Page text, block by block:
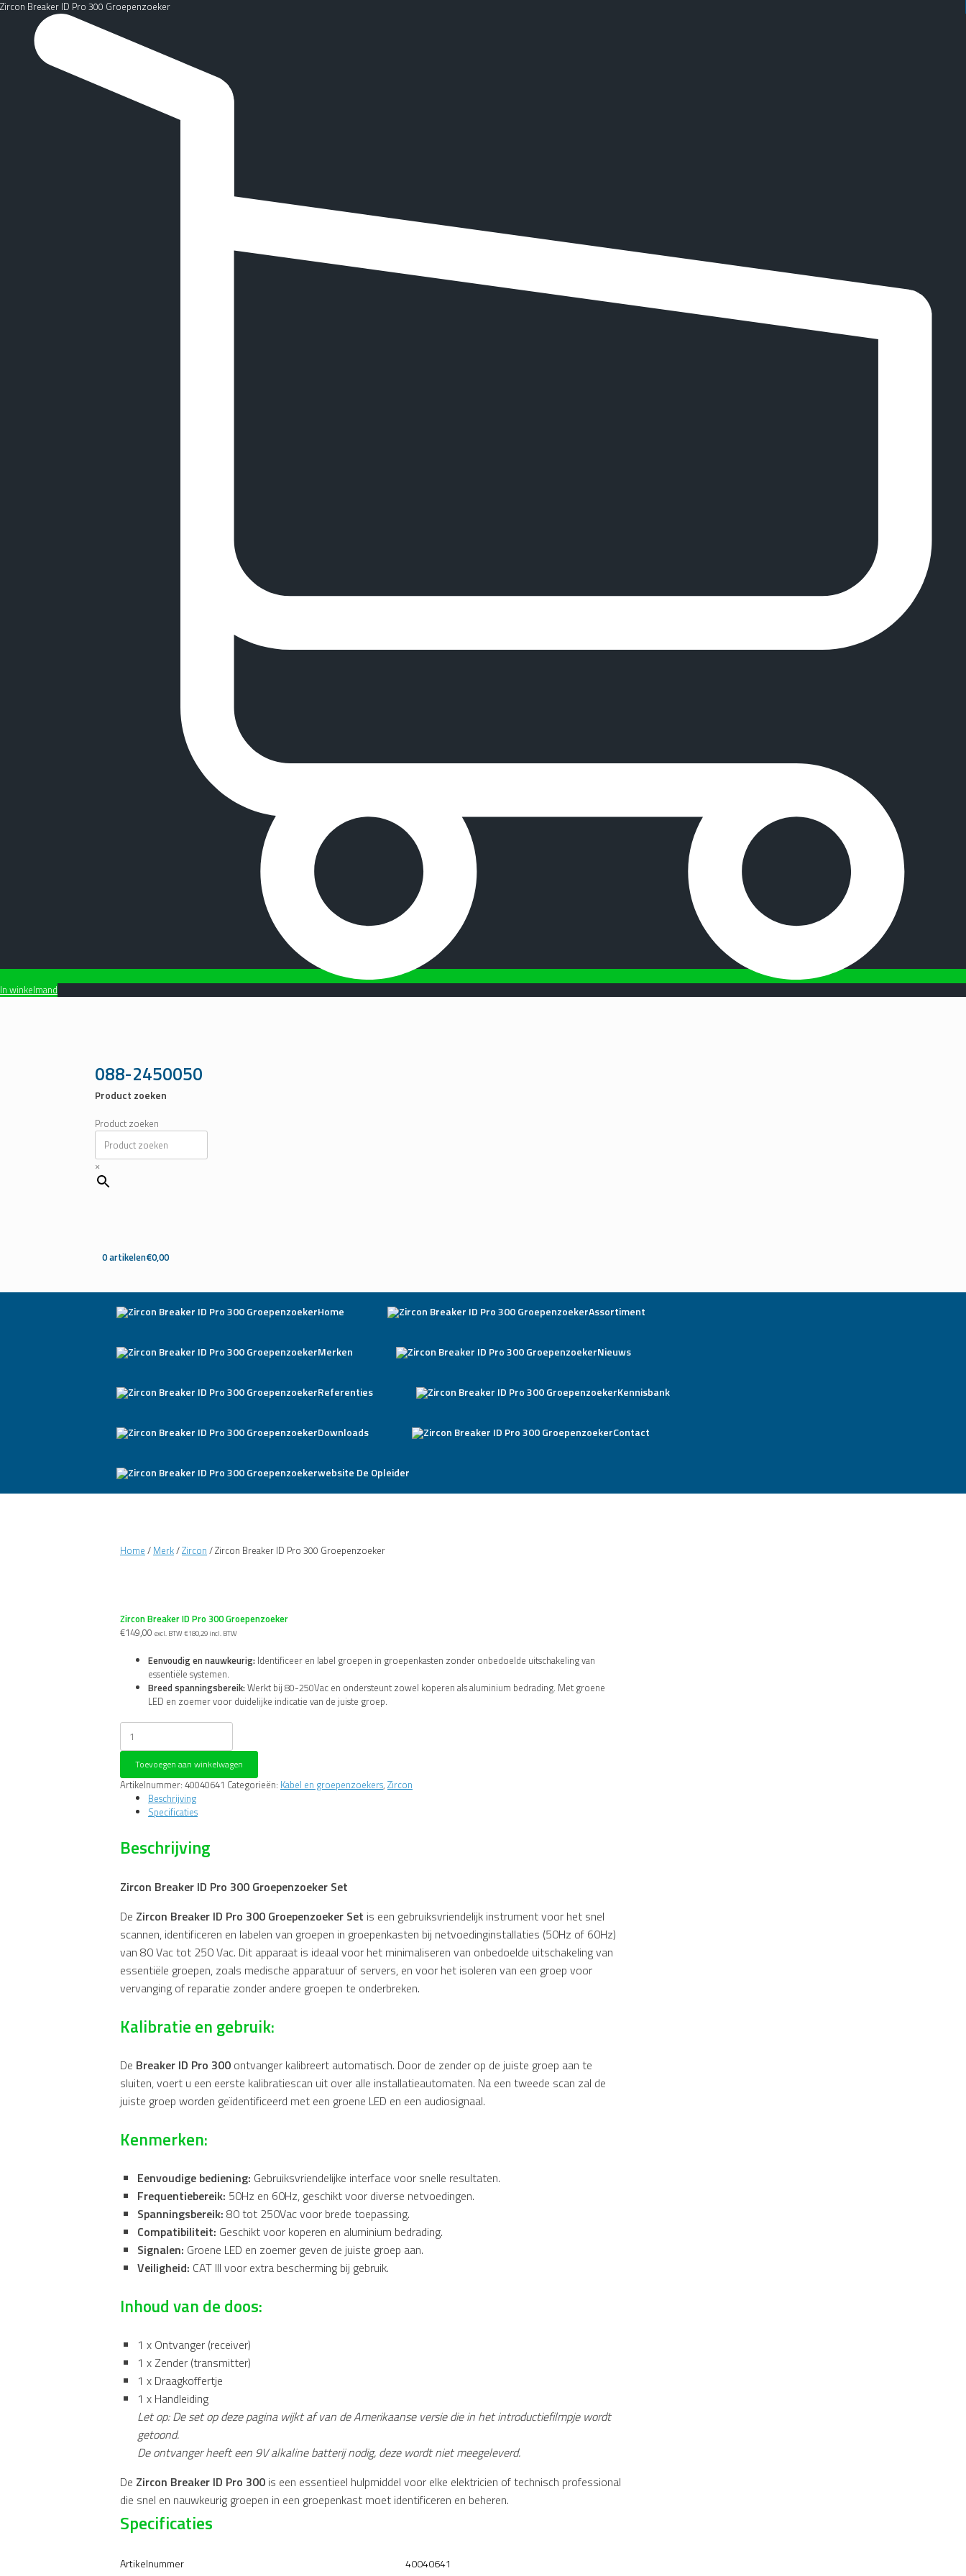
Zircon Breaker ID Pro 300 Groepenzoeker
In winkelmand
088-2450050
Product zoeken
Product zoeken
×
0 artikelen€0,00
Home Assortiment
Merken Nieuws
Referenties Kennisbank
Downloads Contact
website De Opleider
Home / Merk/Zircon / Zircon Breaker ID Pro 300 Groepenzoeker
Zircon Breaker ID Pro 300 Groepenzoeker
€149,00 excl. BTW €180,29 incl. BTW
Eenvoudig en nauwkeurig: Identificeer en label groepen in groepenkasten zonder onbedoelde uitschakeling van
essentiële systemen.
Breed spanningsbereik:Werkt bij 80-250Vac en ondersteunt zowel koperen als aluminium bedrading. Met groene
LED en zoemer voor duidelijke indicatie van de juiste groep.
Zircon
Breaker
ID
300
Groepenzoeker
aantal
Toevoegen aan winkelwagen
Artikelnummer: 40040641 Categorieën: Kabel en groepenzoekers, Zircon
Beschrijving
Specificaties
Beschrijving
Zircon Breaker ID Pro 300 Groepenzoeker Set
De Zircon Breaker ID Pro 300 Groepenzoeker Set is een gebruiksvriendelijk instrument voor het snel
scannen, identificeren en labelen van groepen in groepenkasten bij netvoedinginstallaties (50Hz of 60Hz)
van 80 Vac tot 250 Vac. Dit apparaat is ideaal voor het minimaliseren van onbedoelde uitschakeling van
essentiële groepen, zoals medische apparatuur of servers, en voor het isoleren van een groep voor
vervanging of reparatie zonder andere groepen te onderbreken.
Kalibratie en gebruik:
De Breaker ID Pro 300 ontvanger kalibreert automatisch. Door de zender op de juiste groep aan te
sluiten, voert u een eerste kalibratiescan uit over alle installatieautomaten. Na een tweede scan zal de
juiste groep worden geïdentificeerd met een groene LED en een audiosignaal.
Kenmerken:
Eenvoudige bediening: Gebruiksvriendelijke interface voor snelle resultaten.
Frequentiebereik: 50Hz en 60Hz, geschikt voor diverse netvoedingen.
Spanningsbereik: 80 tot 250Vac voor brede toepassing.
Compatibiliteit: Geschikt voor koperen en aluminium bedrading.
Signalen: Groene LED en zoemer geven de juiste groep aan.
Veiligheid: CAT III voor extra bescherming bij gebruik.
Inhoud van de doos:
1 x Ontvanger (receiver)
1 x Zender (transmitter)
1 x Draagkoffertje
1 x Handleiding
Let op: De set op deze pagina wijkt af van de Amerikaanse versie die in het introductiefilmpje wordt
getoond.
De ontvanger heeft een 9V alkaline batterij nodig, deze wordt niet meegeleverd.
De Zircon Breaker ID Pro 300 is een essentieel hulpmiddel voor elke elektricien of technisch professional
die snel en nauwkeurig groepen in een groepenkast moet identificeren en beheren.
Specificaties
Artikelnummer
40040641